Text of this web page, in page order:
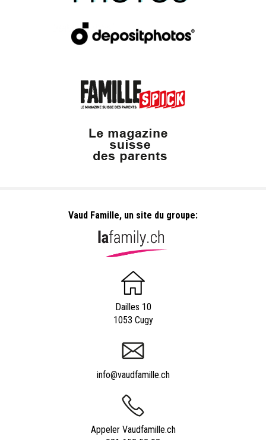
Vaud Famille, un site du groupe:
Dailles 10
1053 Cugy
info@vaudfamille.ch
Appeler Vaudfamille.ch